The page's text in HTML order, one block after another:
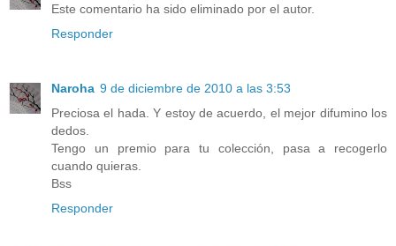
Este comentario ha sido eliminado por el autor.
Responder
Naroha 9 de diciembre de 2010 a las 3:53
Preciosa el hada. Y estoy de acuerdo, el mejor difumino los
dedos.
Tengo un premio para tu colección, pasa a recogerlo
cuando quieras.
Bss
Responder